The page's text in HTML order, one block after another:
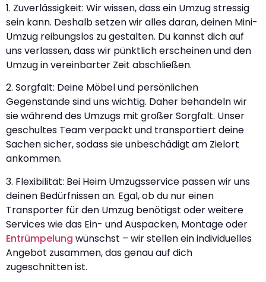
1. Zuverlässigkeit: Wir wissen, dass ein Umzug stressig
sein kann. Deshalb setzen wir alles daran, deinen Mini-
Umzug reibungslos zu gestalten. Du kannst dich auf
uns verlassen, dass wir pünktlich erscheinen und den
Umzug in vereinbarter Zeit abschließen.
2. Sorgfalt: Deine Möbel und persönlichen
Gegenstände sind uns wichtig. Daher behandeln wir
sie während des Umzugs mit großer Sorgfalt. Unser
geschultes Team verpackt und transportiert deine
Sachen sicher, sodass sie unbeschädigt am Zielort
ankommen.
3. Flexibilität: Bei Heim Umzugsservice passen wir uns
deinen Bedürfnissen an. Egal, ob du nur einen
Transporter für den Umzug benötigst oder weitere
Services wie das Ein- und Auspacken, Montage oder
Entrümpelung wünschst – wir stellen ein individuelles
Angebot zusammen, das genau auf dich
zugeschnitten ist.